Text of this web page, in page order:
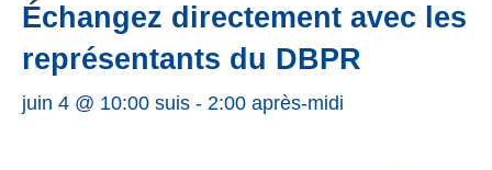
Échangez directement avec les
représentants du DBPR
juin 4 @ 10:00 suis - 2:00 après-midi